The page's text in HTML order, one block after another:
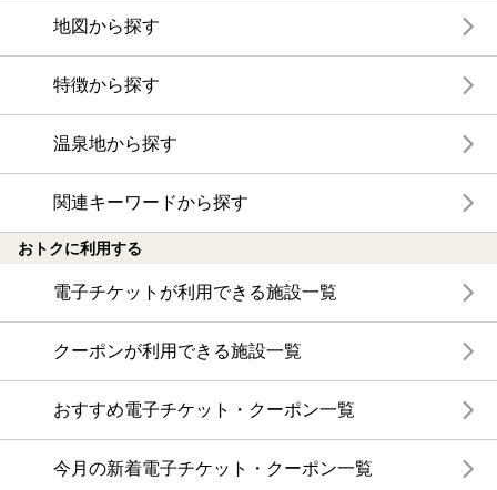
地図から探す
特徴から探す
温泉地から探す
関連キーワードから探す
おトクに利用する
電子チケットが利用できる施設一覧
クーポンが利用できる施設一覧
おすすめ電子チケット・クーポン一覧
今月の新着電子チケット・クーポン一覧